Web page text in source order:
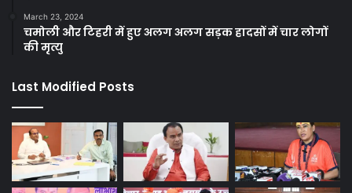
March 23, 2024
चमोली और टिहरी में हुए अलग अलग सड़क हादसों में चार लोगों
की मृत्यु
Last Modified Posts